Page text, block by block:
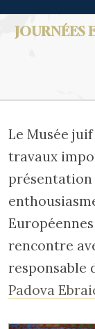
JOURNÉES
Le Musée
travaux
présentation
rencontre
responsable
Padova